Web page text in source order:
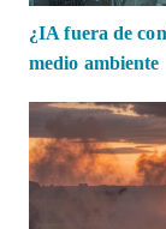
¿IA fuera de
medio ambiente